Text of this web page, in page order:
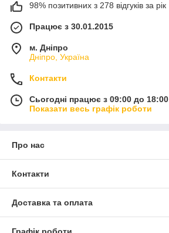
98% позитивних з 278 відгуків за рік
Працює з 30.01.2015
м. Дніпро
Дніпро, Україна
Контакти
Сьогодні працює з 09:00 до 18:00
Показати весь графік роботи
Про нас
Контакти
Доставка та оплата